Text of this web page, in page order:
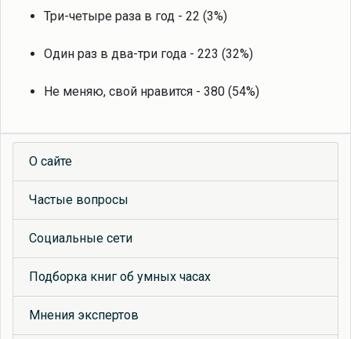
Три-четыре раза в год - 22 (3%)
Один раз в два-три года - 223 (32%)
Не меняю, свой нравится - 380 (54%)
О сайте
Частые вопросы
Социальные сети
Подборка книг об умных часах
Мнения экспертов